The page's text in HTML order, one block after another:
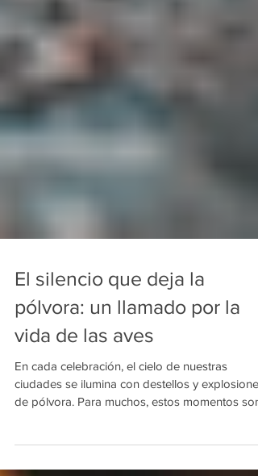
El silencio que deja la
pólvora: un llamado por la
vida de las aves
En cada celebración, el cielo de nuestras
ciudades se ilumina con destellos y explosiones